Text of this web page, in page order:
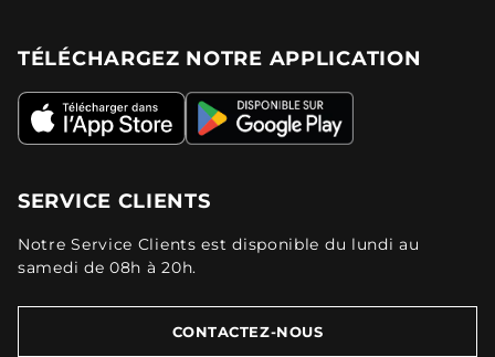
TÉLÉCHARGEZ NOTRE APPLICATION
SERVICE CLIENTS
Notre Service Clients est disponible du lundi au
samedi de 08h à 20h.
CONTACTEZ-NOUS